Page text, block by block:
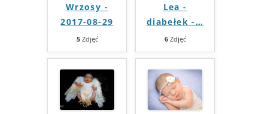
Wrzosy -
2017-08-29
5Zdjęć
Lea -
diabełek -…
6Zdjęć